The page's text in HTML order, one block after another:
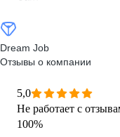
Dream Job
Отзывы о компании
5,0
Не работает с
100%